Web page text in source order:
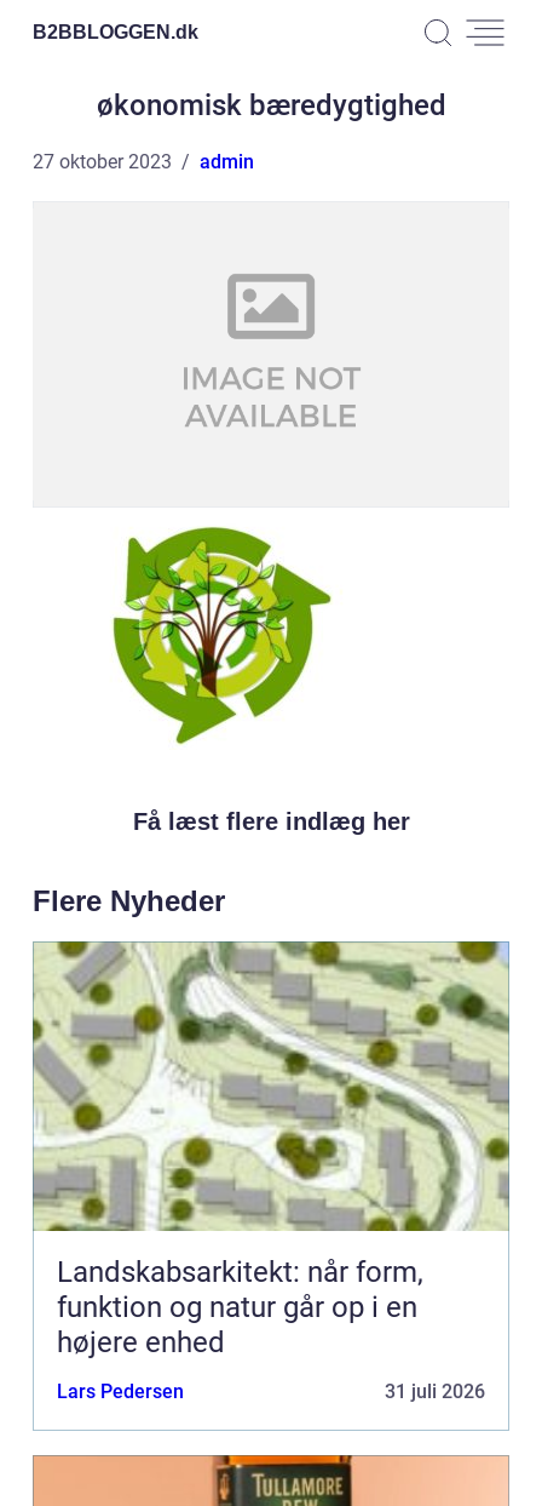
B2BBLOGGEN.dk
økonomisk bæredygtighed
27 oktober 2023 admin
Få læst flere indlæg her
Flere Nyheder
Landskabsarkitekt: når form,
funktion og natur går op i en
højere enhed
Lars Pedersen 31 juli 2026